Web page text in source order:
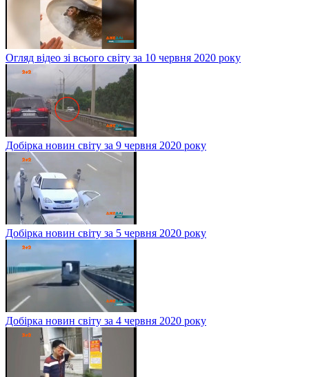
Огляд відео зі всього світу за 10 червня 2020 року
Добірка новин світу за 9 червня 2020 року
Добірка новин світу за 5 червня 2020 року
Добірка новин світу за 4 червня 2020 року